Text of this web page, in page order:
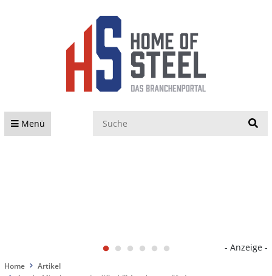
Menü
- Anzeige -
Home
Artikel